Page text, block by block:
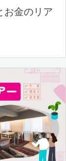
お金のリア